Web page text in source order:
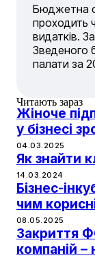
Бюджетна
проходить
видатків.
Зведеного
палати за
Читають зараз
Жіноче
у бізнесі
04.03.2025
Як знайти
14.03.2024
Бізнес-
чим
08.05.2025
Закриття
компаній –